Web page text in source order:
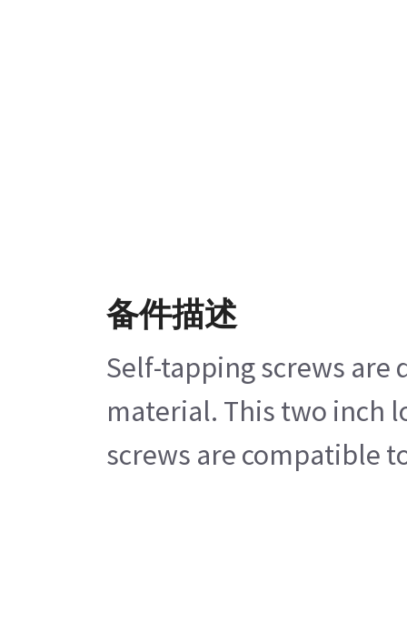
备件描述
Self-tapping screws are
material. This two inch
screws are compatible